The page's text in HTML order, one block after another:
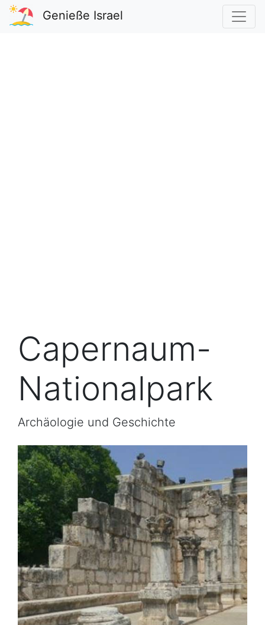
Genieße Israel
Capernaum-
Nationalpark
Archäologie und Geschichte